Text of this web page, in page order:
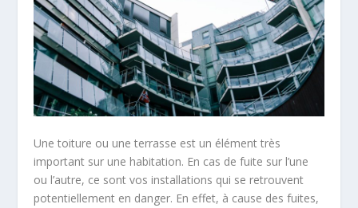
Une toiture ou une terrasse est un élément très
important sur une habitation. En cas de fuite sur l’une
ou l’autre, ce sont vos installations qui se retrouvent
potentiellement en danger. En effet, à cause des fuites,